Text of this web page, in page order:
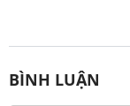
BÌNH LUẬN